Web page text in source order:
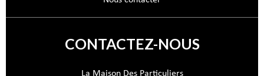
CONTACTEZ-NOUS
La Maison Des Particuliers